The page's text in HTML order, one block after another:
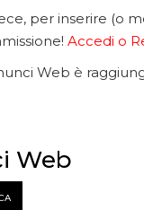
per inserire (o
Accedi o
Web è
Web